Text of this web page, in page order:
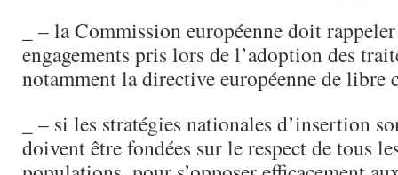
_ – la Commission européenne doit
engagements pris lors de l’adoption des
notamment la directive européenne de libre
_ – si les stratégies nationales d’insertion
doivent être fondées sur le respect de tous